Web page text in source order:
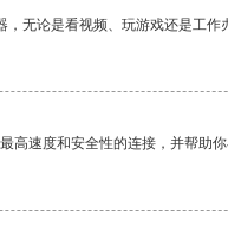
无论是看视频、玩游戏还是工作
高速度和安全性的连接，并帮助你